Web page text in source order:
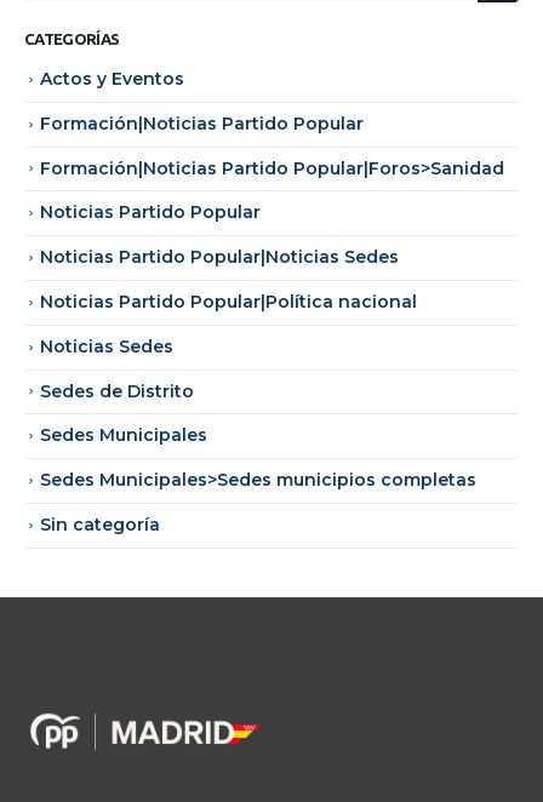
CATEGORÍAS
Actos y Eventos
Formación|Noticias Partido Popular
Formación|Noticias Partido Popular|Foros>Sanidad
Noticias Partido Popular
Noticias Partido Popular|Noticias Sedes
Noticias Partido Popular|Política nacional
Noticias Sedes
Sedes de Distrito
Sedes Municipales
Sedes Municipales>Sedes municipios completas
Sin categoría